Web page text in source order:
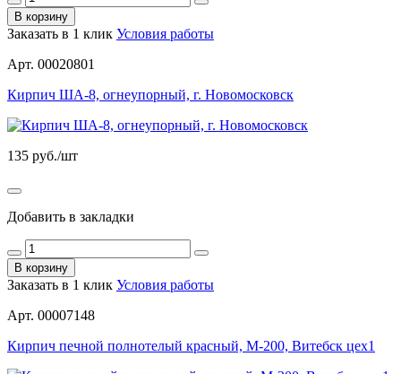
В корзину
Заказать в 1 клик Условия работы
Арт. 00020801
Кирпич ШA-8, огнеупорный, г. Новомосковск
135 руб./шт
Добавить в закладки
В корзину
Заказать в 1 клик Условия работы
Арт. 00007148
Кирпич печной полнотелый красный, М-200, Витебск цех1